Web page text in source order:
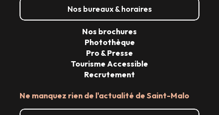
Nos bureaux & horaires
Ne manquez rien de l'actualité de Saint-Malo
Nos brochures
Photothèque
Pro & Presse
Tourisme Accessible
Recrutement